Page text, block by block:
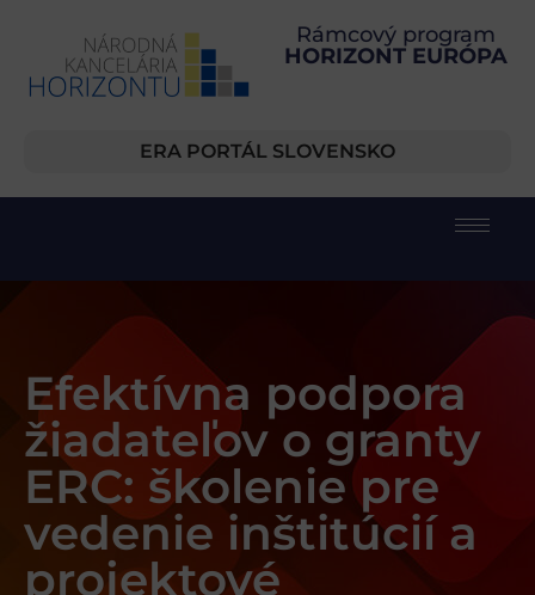
Rámcový program
HORIZONT EURÓPA
ERA PORTÁL SLOVENSKO
Efektívna podpora
žiadateľov o granty
ERC: školenie pre
vedenie inštitúcií a
projektové